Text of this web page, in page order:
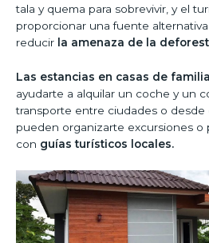
tala y quema para sobrevivir, y el
proporcionar una fuente
reducir la amenaza de la
Las estancias en casas de familia
ayudarte a alquilar un coche y un
transporte entre ciudades o desde
pueden organizarte excursiones
con guías turísticos locales.